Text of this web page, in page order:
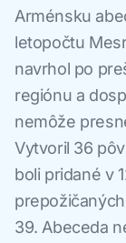
Arménsku
letopočtu
navrhol po
regiónu a
nemôže
Vytvoril 36
boli pridané v
39. Abeceda